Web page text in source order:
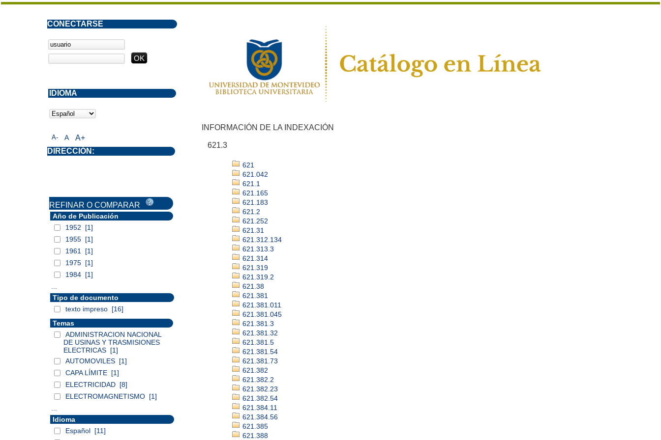
INFORMACIÓN DE LA INDEXACIÓN
621.3
621
621.042
621.1
621.165
621.183
621.2
621.252
621.31
621.312.134
621.313.3
621.314
621.319
621.319.2
621.38
621.381
621.381.011
621.381.045
621.381.3
621.381.32
621.381.5
621.381.54
621.381.73
621.382
621.382.2
621.382.23
621.382.54
621.384.11
621.384.56
621.385
621.388
A- A A+
CONECTARSE
DIRECCIÓN:
IDIOMA
REFINAR O COMPARAR
Año de Publicación
1952
[1]
1955 [1]
1961
[1]
1975 [1]
1984 [1]
Tipo de documento
texto impreso [16]
Temas
ADMINISTRACION NACIONAL
DE USINAS Y TRASMISIONES
ELECTRICAS [1]
AUTOMOVILES [1]
CAPA LÍMITE [1]
ELECTRICIDAD [8]
ELECTROMAGNETISMO [1]
Idioma
Español [11]